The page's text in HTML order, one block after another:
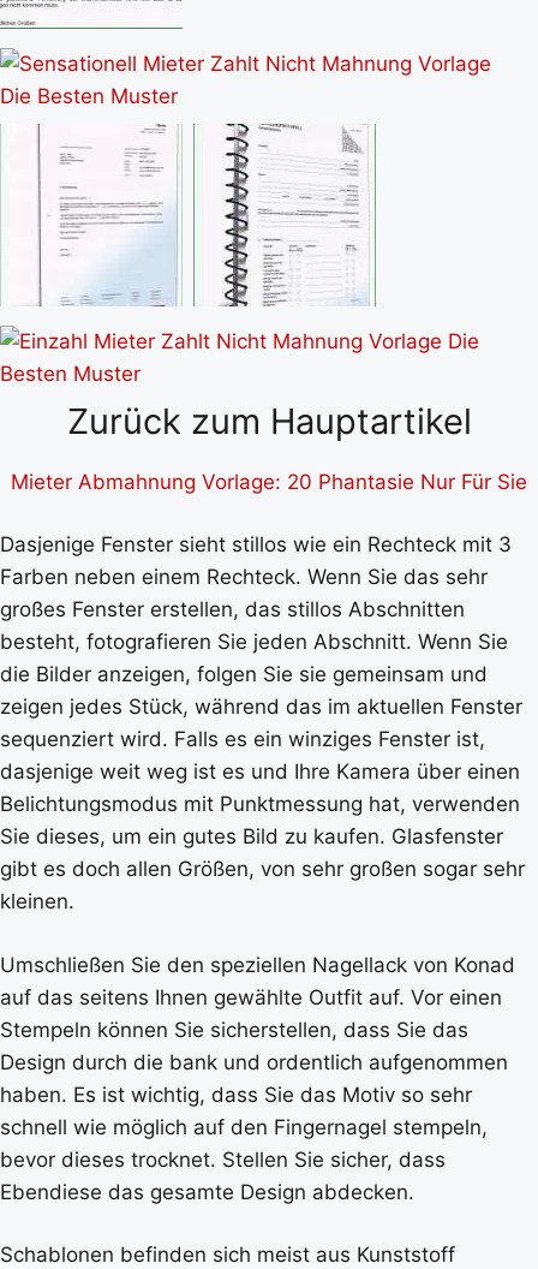
Zurück zum Hauptartikel
Mieter Abmahnung Vorlage: 20 Phantasie Nur Für Sie
Dasjenige Fenster sieht stillos wie ein Rechteck mit 3
Farben neben einem Rechteck. Wenn Sie das sehr
großes Fenster erstellen, das stillos Abschnitten
besteht, fotografieren Sie jeden Abschnitt. Wenn Sie
die Bilder anzeigen, folgen Sie sie gemeinsam und
zeigen jedes Stück, während das im aktuellen Fenster
sequenziert wird. Falls es ein winziges Fenster ist,
dasjenige weit weg ist es und Ihre Kamera über einen
Belichtungsmodus mit Punktmessung hat, verwenden
Sie dieses, um ein gutes Bild zu kaufen. Glasfenster
gibt es doch allen Größen, von sehr großen sogar sehr
kleinen.
Umschließen Sie den speziellen Nagellack von Konad
auf das seitens Ihnen gewählte Outfit auf. Vor einen
Stempeln können Sie sicherstellen, dass Sie das
Design durch die bank und ordentlich aufgenommen
haben. Es ist wichtig, dass Sie das Motiv so sehr
schnell wie möglich auf den Fingernagel stempeln,
bevor dieses trocknet. Stellen Sie sicher, dass
Ebendiese das gesamte Design abdecken.
Schablonen befinden sich meist aus Kunststoff